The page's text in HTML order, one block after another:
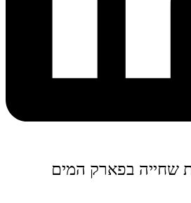
שחייה בפארק המים